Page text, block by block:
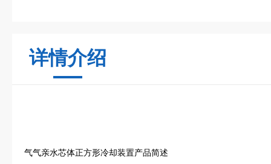
详情介绍
气气亲水芯体正方形冷却装置产品简述